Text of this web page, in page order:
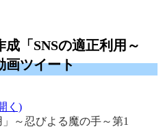
「SNSの適正利用～
画ツイート
く)
」～忍びよる魔の手～第1